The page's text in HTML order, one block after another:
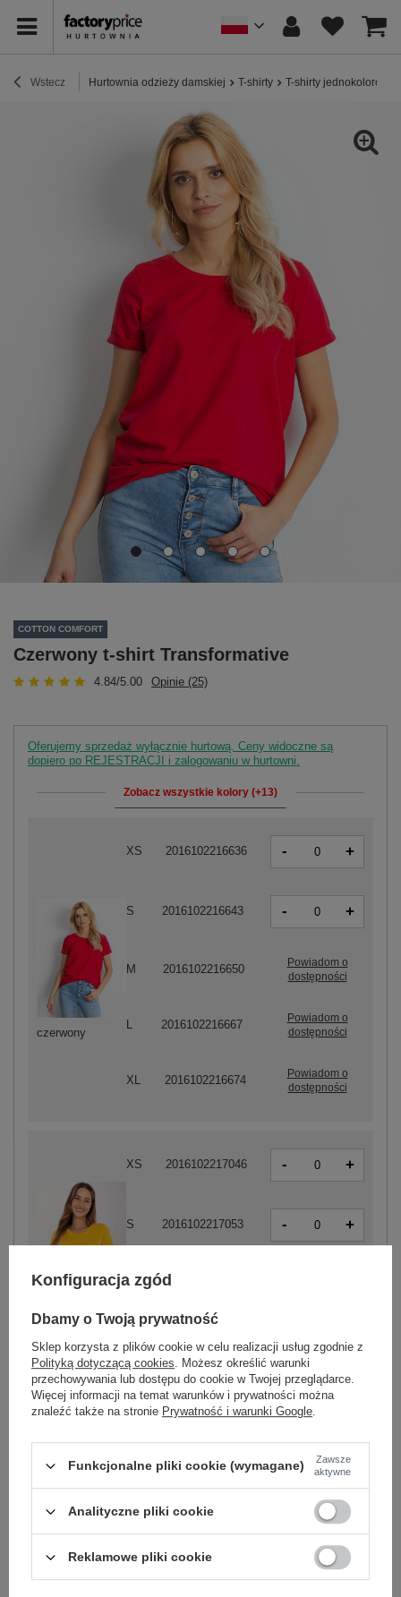
Wstecz Hurtownia odzieży damskiej T-shirty T-shirty jednokolorowe
COTTON COMFORT
Czerwony t-shirt Transformative
4.84/5.00 Opinie (25)
Oferujemy sprzedaż wyłącznie hurtową. Ceny widoczne są
dopiero po REJESTRACJI i zalogowaniu w hurtowni.
Zobacz wszystkie kolory (+13)
jasny
pomarańczowy
XS 2016102217046 - +
S 2016102217053 - +
L 2016102217077
XL 2016102217084 - +
XS 2016102217381 - +
czerwony
XS 2016102216636 - +
S 2016102216643 - +
M 2016102216650
Powiadom o
dostępności
2016102216667
Powiadom o
dostępności
XL 2016102216674
Powiadom o
dostępności
Konfiguracja zgód
Dbamy o Twoją prywatność
Sklep korzysta z plików cookie w celu realizacji usług zgodnie z
Polityką dotyczącą cookies. Możesz określić warunki
przechowywania lub dostępu do cookie w Twojej przeglądarce.
Więcej informacji na temat warunków i prywatności można
znaleźć także na stronie Prywatność i warunki Google.
Funkcjonalne pliki cookie (wymagane)
Zawsze
aktywne
Analityczne pliki cookie
Reklamowe pliki cookie